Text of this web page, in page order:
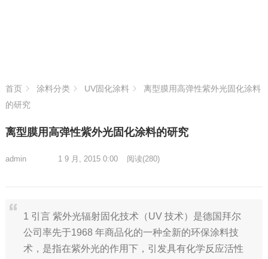
首页 涂料分类 UV固化涂料
离型膜用高弹性紫外光固化涂料
的研究
离型膜用高弹性紫外光固化涂料的研究
admin 1 9 月, 2015 0:00 阅读(280)
1 引言 紫外光辐射固化技术（UV 技术）是德国拜尔
公司率先于1968 年商品化的一种全新的环保涂料技
术，是指在紫外光的作用下，引发具有化学反应活性